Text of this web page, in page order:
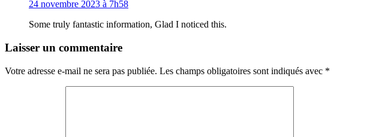
24 novembre 2023 à 7h58
Some truly fantastic information, Glad I noticed this.
Laisser un commentaire
Votre adresse e-mail ne sera pas publiée. Les champs obligatoires sont indiqués avec *